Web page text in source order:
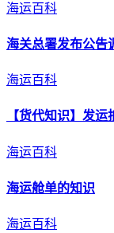
海运百科
海关总署发布公告
海运百科
【货代知识】发运
海运百科
海运舱单的知识
海运百科